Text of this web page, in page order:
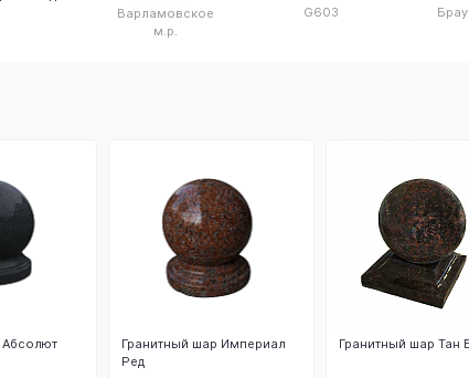
Варламовское
м.р.
G603
Абсолют
Гранитный шар Империал
Ред
Гранитный шар Тан